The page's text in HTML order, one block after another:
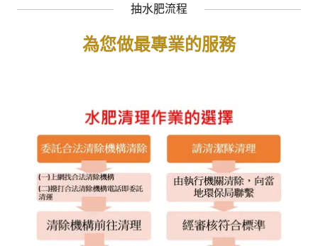
抽水肥流程
為您做最專業的服務